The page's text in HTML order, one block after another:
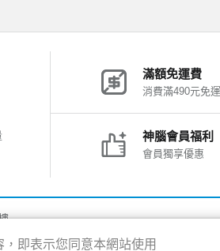
。若您所提供資料有錯誤、不實或其他類似情
法律及賠償責任，概與神腦無涉。
讓他人或與他人合用。
資訊，每次登入連線完後，務必登出系統結束
非法使用或有任何安全性問題發生時，請您立
任，概與神腦無涉。
會將資料提供給其他第三人或移作其他目的使
及聯絡我們」)、商品諮詢服務、網站活動及其
於您的姓名、住址、電話、電子郵件信箱及
供該等資料，則本公司將無法為您提供相關服
究分析等目的，本公司會紀錄使用者於本網
及在網站內所瀏覽網頁等資料，並對全體使用
定，取消或限制此項功能，但有可能會導致
行動裝置(包括但不限於手機、平板)的設定
會導致地理位置相關服務不正確。
滿額免運費
消費滿490元免
神腦會員福利
會員獨享優惠
即表示您同意本網站使用